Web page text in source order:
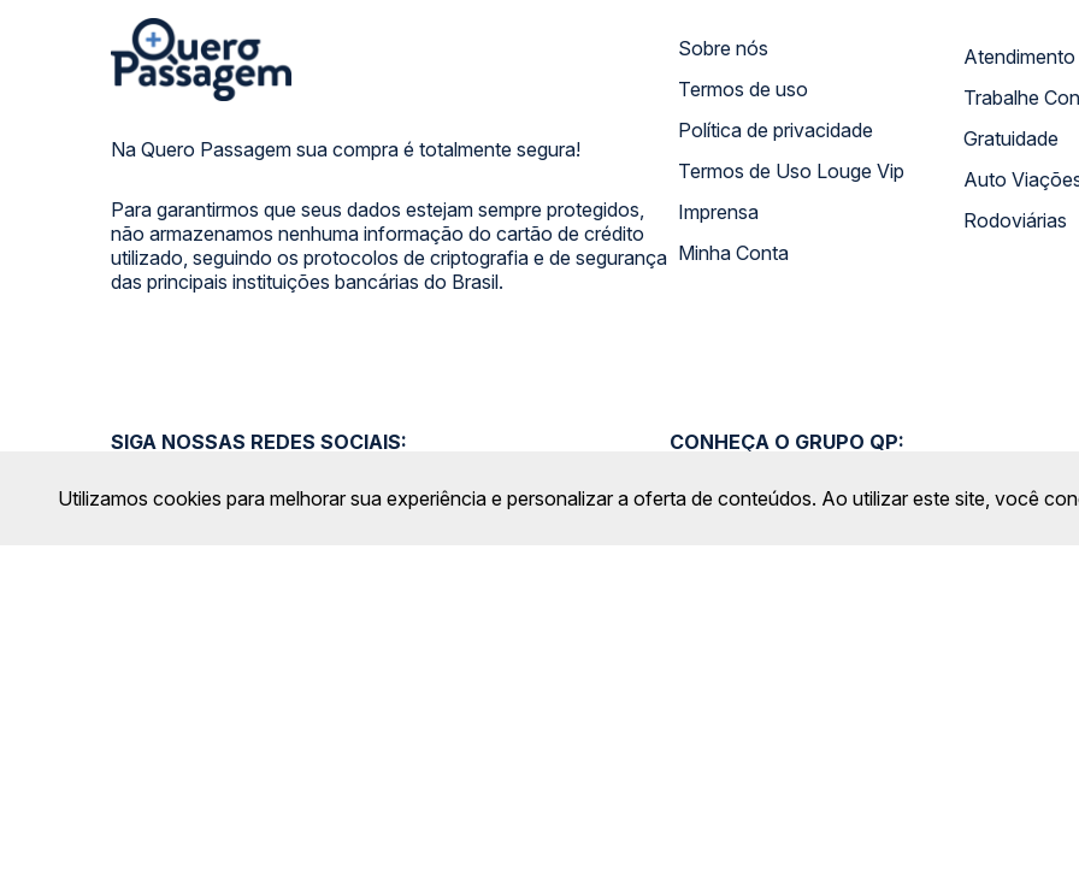
Na Quero Passagem sua compra é totalmente segura!
Para garantirmos que seus dados estejam sempre protegidos,
não armazenamos nenhuma informação do cartão de crédito
utilizado, seguindo os protocolos de criptografia e de segurança
das principais instituições bancárias do Brasil.
Sobre nós
Termos de uso
Política de privacidade
Termos de Uso Louge Vip
Imprensa
Minha Conta
Trabalhe
Gratuidade
Auto
Rodoviárias
SIGA NOSSAS REDES SOCIAIS: CONHEÇA O GRUPO QP:
Utilizamos cookies para melhorar sua experiência e personalizar a oferta de conteúdos. Ao utilizar este site, você